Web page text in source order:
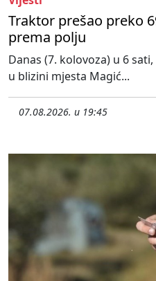
Traktor prešao preko
prema polju
Danas (7. kolovoza) u 6
u blizini mjesta Magić...
07.08.2026. u 19:45